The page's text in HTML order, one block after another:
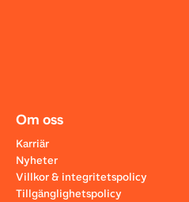
Om oss
Karriär
Nyheter
Villkor & integritetspolicy
Tillgänglighetspolicy